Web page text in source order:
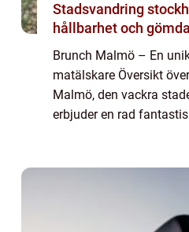
Stadsvandring stockholm
hållbarhet och
Brunch Malmö – En
matälskare Översikt
Malmö, den vackra
erbjuder en rad